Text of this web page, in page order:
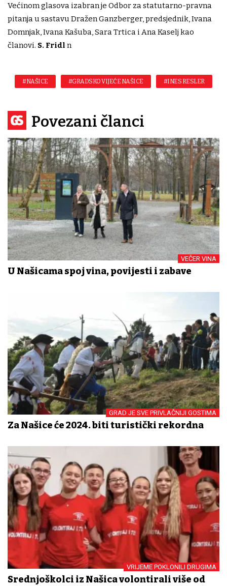
Većinom glasova izabran je Odbor za statutarno-pravna
pitanja u sastavu Dražen Ganzberger, predsjednik, Ivana
Domnjak, Ivana Kašuba, Sara Trtica i Ana Kaselj kao
članovi. S. Fridl n
#NAŠICE #GRADSKO VIJEĆE NAŠICE #INES RESLER
Povezani članci
VEČER VINA
U Našicama spoj vina, povijesti i zabave
GRAD JE SVE PRIVLAČNIJI GOSTIMA
Za Našice će 2024. biti turistički rekordna
VRIJEME POKLONILI DRUGIMA
Srednjoškolci iz Našica volontirali više od